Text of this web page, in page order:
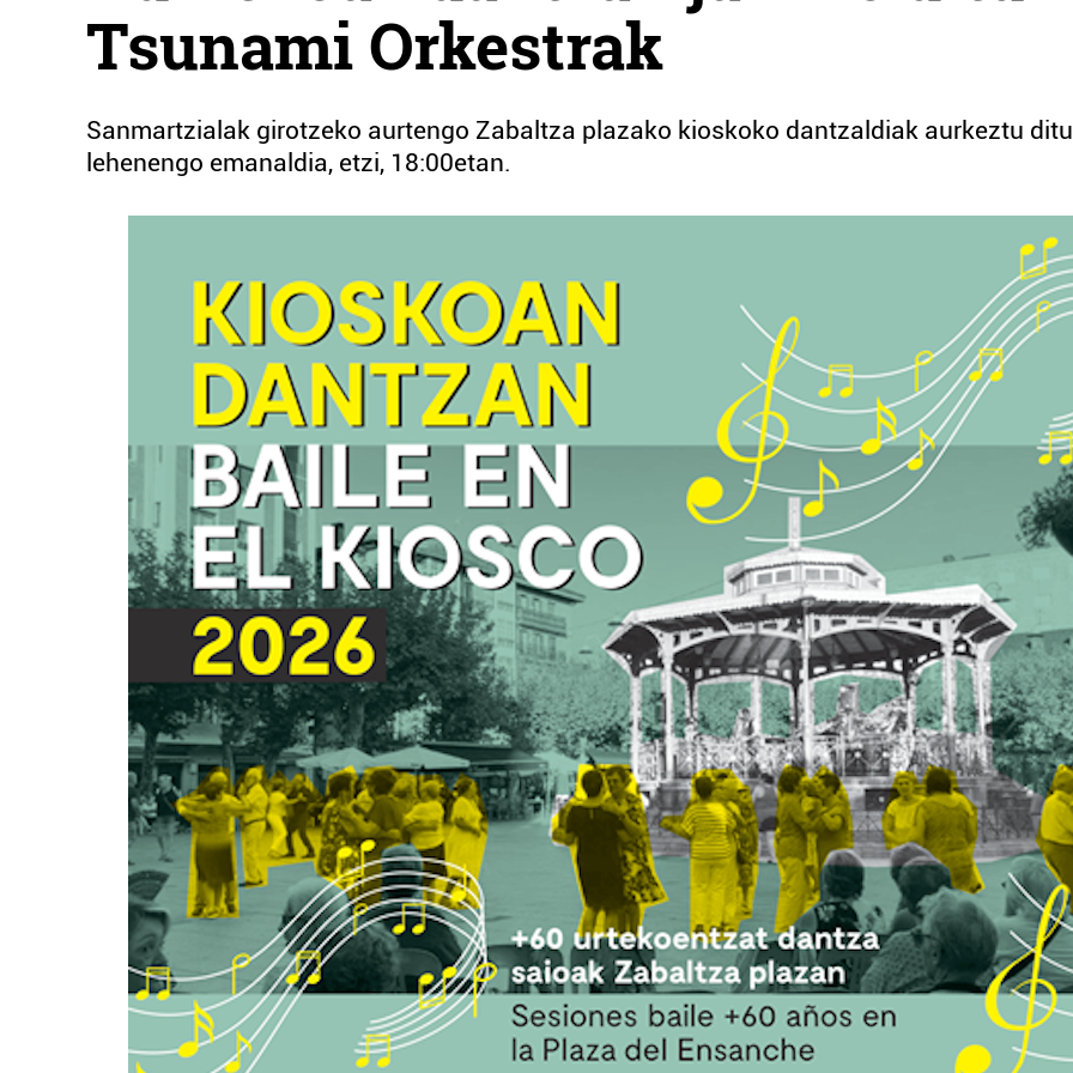
Tsunami Orkestrak
Sanmartzialak girotzeko aurtengo Zabaltza plazako kioskoko dantzaldiak aurkeztu
lehenengo emanaldia, etzi, 18:00etan.